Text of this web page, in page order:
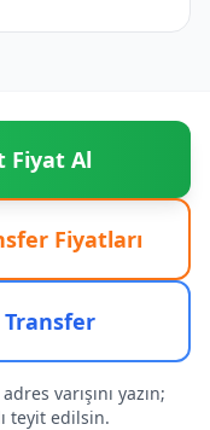
Fiyat Al
Fiyatları
varışını yazın;
teyit edilsin.